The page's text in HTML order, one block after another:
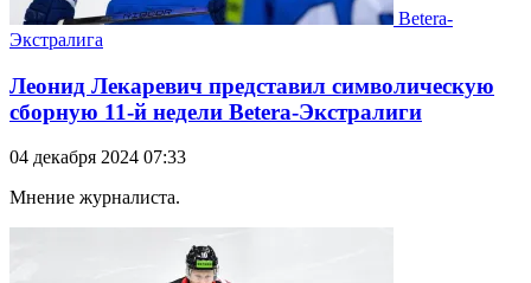
Betera-
Экстралига
Леонид Лекаревич представил символическую
сборную 11-й недели Betera-Экстралиги
04 декабря 2024 07:33
Мнение журналиста.